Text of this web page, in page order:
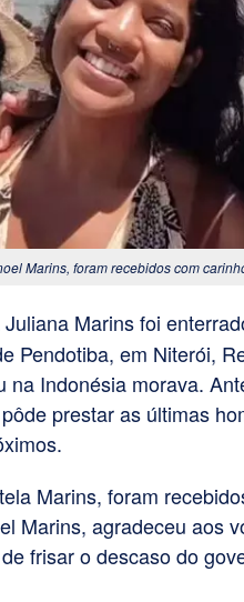
Marins, foram recebidos com
Marins foi
Pendotiba, em Niterói,
na Indonésia morava.
prestar as últimas
Marins, foram
Marins, agradeceu aos
frisar o descaso do